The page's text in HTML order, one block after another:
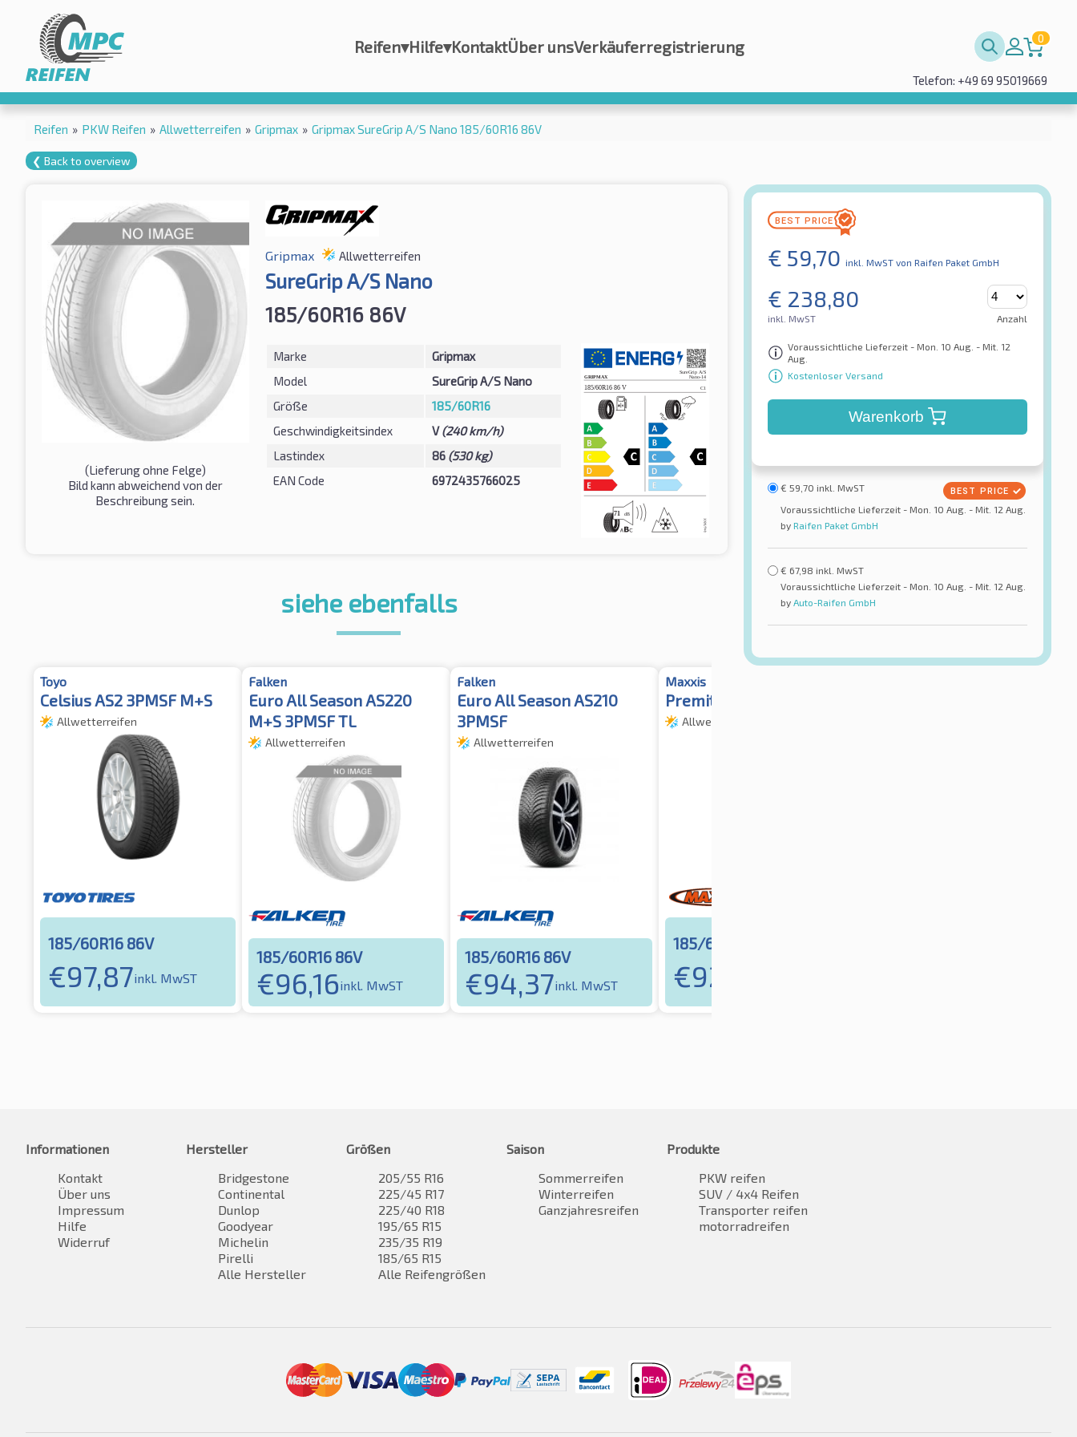
Reifen▾Hilfe▾KontaktÜber unsVerkäuferregistrierung 0
Telefon: +49 69 95019669
Reifen » PKW Reifen » Allwetterreifen » Gripmax » Gripmax SureGrip A/S Nano 185/60R16 86V
❮ Back to overview
(Lieferung ohne Felge)
Bild kann abweichend von der
Beschreibung sein.
Gripmax Allwetterreifen
SureGrip A/S Nano
185/60R16 86V
Marke
Gripmax
Model
SureGrip A/S Nano
Größe
185/60R16
Geschwindigkeitsindex
V(240 km/h)
Lastindex
86 (530 kg)
EAN Code
6972435766025
€ 59,70 inkl. MwST von Raifen Paket GmbH
€ 238,80
inkl. MwST Anzahl
Voraussichtliche Lieferzeit - Mon. 10 Aug. - Mit. 12
Aug.
Kostenloser Versand
Warenkorb
€ 59,70 inkl. MwST
Voraussichtliche Lieferzeit - Mon. 10 Aug. - Mit. 12 Aug.
by Raifen Paket GmbH
€ 67,98 inkl. MwST
Voraussichtliche Lieferzeit - Mon. 10 Aug. - Mit. 12 Aug.
by Auto-Raifen GmbH
siehe ebenfalls
Toyo
Celsius AS2 3PMSF M+S
Allwetterreifen
185/60R16 86V
€97,87inkl. MwST
Falken
Euro All Season AS220
M+S 3PMSF TL
Allwetterreifen
185/60R16 86V
€96,16inkl. MwST
Falken
Euro All Season AS210
3PMSF
Allwetterreifen
185/60R16 86V
€94,37inkl. MwST
Maxxis
Premitra AS AP3 3PMSF TL
Allwetterreifen
185/60R16 86V
€92,52
Informationen
Kontakt
Über uns
Impressum
Hilfe
Widerruf
Hersteller
Bridgestone
Continental
Dunlop
Goodyear
Michelin
Pirelli
Alle Hersteller
Größen
205/55 R16
225/45 R17
225/40 R18
195/65 R15
235/35 R19
185/65 R15
Alle Reifengrößen
Saison
Sommerreifen
Winterreifen
Ganzjahresreifen
Produkte
PKW reifen
SUV / 4x4 Reifen
Transporter reifen
motorradreifen